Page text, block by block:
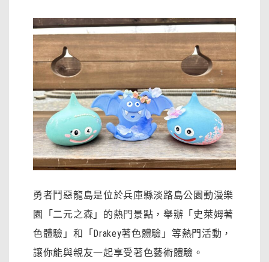
勇者鬥惡龍島是位於兵庫縣淡路島公園動漫樂
園「二元之森」的熱門景點，舉辦「史萊姆著
色體驗」和「Drakey著色體驗」等熱門活動，
讓你能與親友一起享受著色藝術體驗。